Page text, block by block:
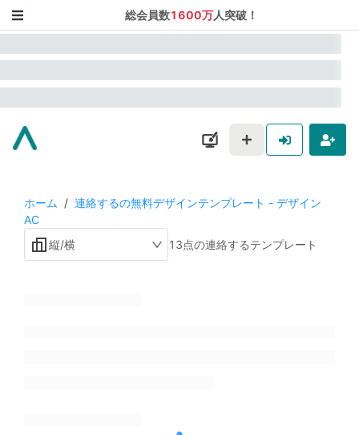
総会員数1600万人突破！
ホーム / 連絡するの無料デザインテンプレート - デザイン
AC
縦/横
13点の連絡するテンプレート